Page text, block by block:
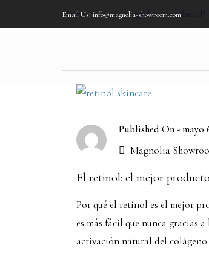
Email Us: info@magnolia-showroom.com
Home Posts tagged "rutina facial"
Published On -mayo
Magnolia
El retinol: el mejor
Por qué el retinol es el mejor
es más fácil que nunca gracias
activación natural del